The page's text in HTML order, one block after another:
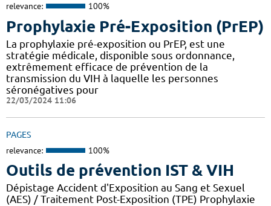
relevance: 100%
Prophylaxie Pré-Exposition (PrEP)
La prophylaxie pré-exposition ou PrEP, est une
stratégie médicale, disponible sous ordonnance,
extrêmement efficace de prévention de la
transmission du VIH à laquelle les personnes
séronégatives pour
22/03/2024 11:06
PAGES
relevance: 100%
Outils de prévention IST & VIH
Dépistage Accident d'Exposition au Sang et Sexuel
(AES) / Traitement Post-Exposition (TPE) Prophylaxie